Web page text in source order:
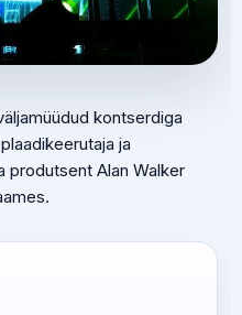
kontserdiga
ja
produtsent Alan Walker